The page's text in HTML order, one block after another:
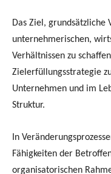
Das Ziel, grundsätzliche
unternehmerischen,
Verhältnissen zu
Zielerfüllungsstrategie
Unternehmen und im
Struktur.
In
Fähigkeiten der
organisatorischen